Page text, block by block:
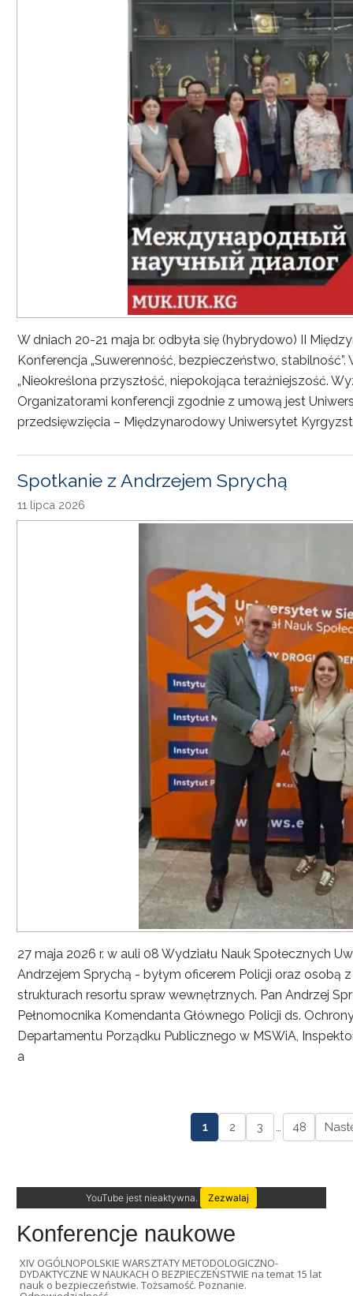
W dniach 20-21 maja br. odbyła się (hybrydowo) II
Konferencja „Suwerenność, bezpieczeństwo,
„Nieokreślona przyszłość, niepokojąca teraźniejszość.
Organizatorami konferencji zgodnie z umową jest
przedsięwzięcia – Międzynarodowy Uniwersytet
Spotkanie z Andrzejem Sprychą
11 lipca 2026
27 maja 2026 r. w auli 08 Wydziału Nauk Społecznych
Andrzejem Sprychą - byłym oficerem Policji oraz osobą
strukturach resortu spraw wewnętrznych. Pan Andrzej
Pełnomocnika Komendanta Głównego Policji ds.
Departamentu Porządku Publicznego w MSWiA,
a
1 2 3 … 48
YouTube jest nieaktywna. Zezwalaj
Konferencje naukowe
XIV OGÓLNOPOLSKIE WARSZTATY METODOLOGICZNO-
DYDAKTYCZNE W NAUKACH O BEZPIECZEŃSTWIE na temat 15 lat
nauk o bezpieczeństwie. Tożsamość. Poznanie.